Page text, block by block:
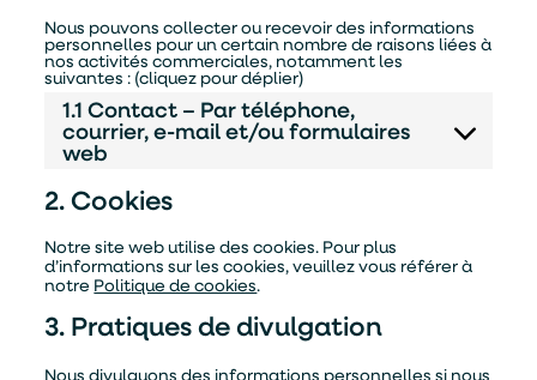
Nous pouvons collecter ou recevoir des informations
personnelles pour un certain nombre de raisons liées à
nos activités commerciales, notamment les
suivantes : (cliquez pour déplier)
1.1 Contact – Par téléphone,
courrier, e-mail et/ou formulaires
web
2. Cookies
Notre site web utilise des cookies. Pour plus
d’informations sur les cookies, veuillez vous référer à
notre Politique de cookies.
3. Pratiques de divulgation
Nous divulguons des informations personnelles si nous